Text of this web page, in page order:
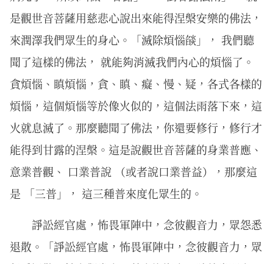
是觀世音菩薩用慈悲心說出來能得涅槃安樂的佛法，
來潤澤我們眾生的身心。「滅除煩惱燄」， 我們聽
聞了這樣的佛法， 就能夠消滅我們內心的煩惱了。
貪煩惱、瞋煩惱，貪、瞋、癡、慢、疑，各式各樣的
煩惱，這個煩惱等於像火似的，這個法雨落下來，這
火就息滅了。那麼聽聞了佛法，你還要修行，修行才
能得到甘露的涅槃。這是說觀世音菩薩的身業普應、
意業普觀、 口業普說 （或者說口業普益），那麼這
是 「三普」， 這三種普來度化眾生的。
諍訟經官處，怖畏軍陣中，念彼觀音力，眾怨悉
退散。「諍訟經官處，怖畏軍陣中，念彼觀音力，眾